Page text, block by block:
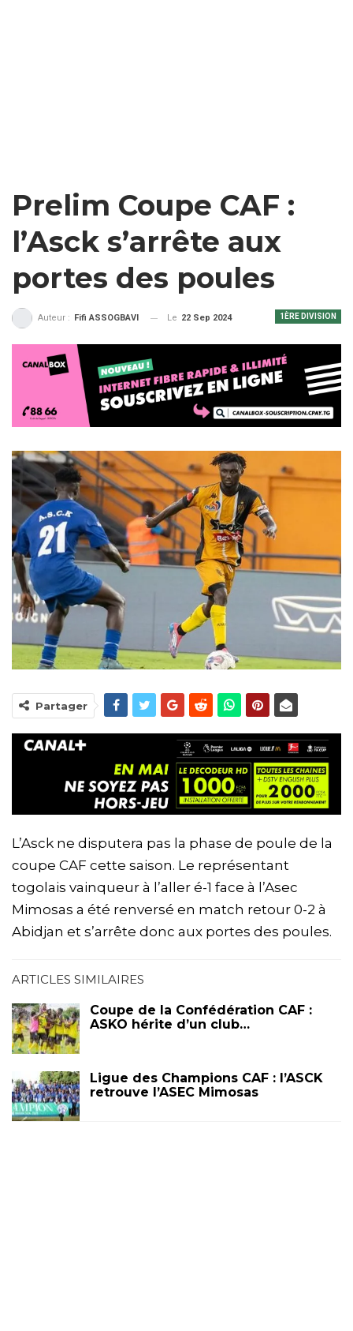
Prelim Coupe CAF :
l’Asck s’arrête aux
portes des poules
1ÈRE DIVISION
Auteur : Fifi ASSOGBAVI Le 22 Sep 2024
Partager
L’Asck ne disputera pas la phase de poule de la
coupe CAF cette saison. Le représentant
togolais vainqueur à l’aller é-1 face à l’Asec
Mimosas a été renversé en match retour 0-2 à
Abidjan et s’arrête donc aux portes des poules.
ARTICLES SIMILAIRES
Coupe de la Confédération CAF :
ASKO hérite d’un club…
Ligue des Champions CAF : l’ASCK
retrouve l’ASEC Mimosas